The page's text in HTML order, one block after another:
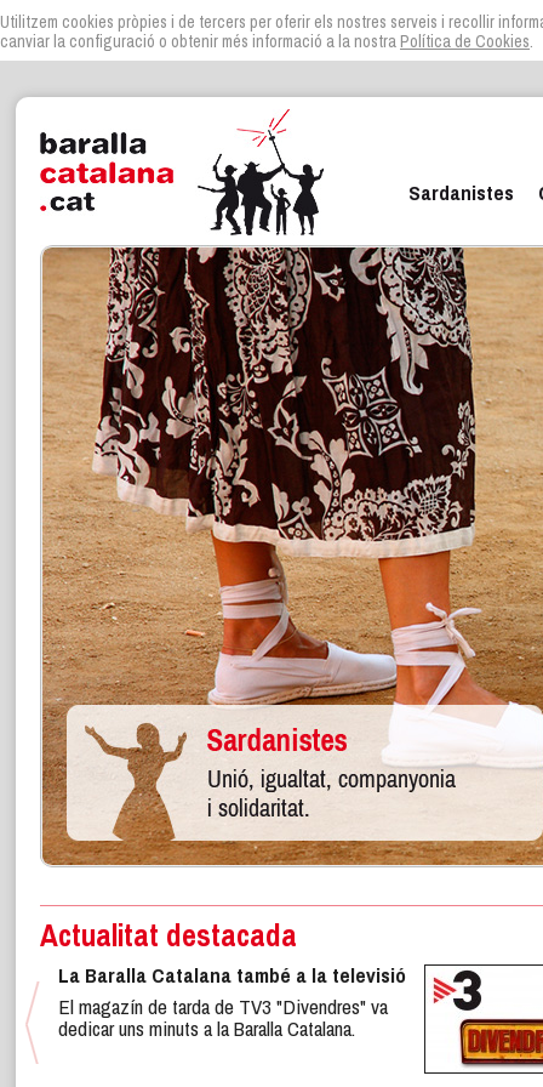
Utilitzem cookies pròpies i de tercers per oferir els nostres serveis i recollir
canviar la configuració o obtenir més informació a la nostra Política de Cookies.
Sardanistes
Actualitat destacada
La Baralla Catalana també a la televisió
El magazín de tarda de TV3 "Divendres" va
dedicar uns minuts a la Baralla Catalana.